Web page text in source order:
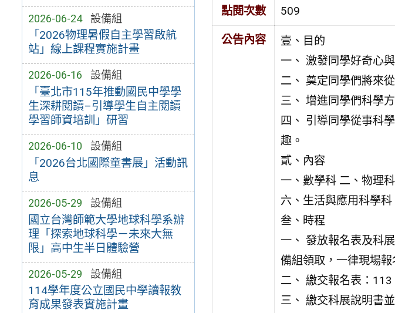
2026-06-24 設備組
「2026物理暑假自主學習啟航
站」線上課程實施計畫
2026-06-16 設備組
「臺北市115年推動國民中學學
生深耕閱讀–引導學生自主閱讀
學習師資培訓」研習
2026-06-10 設備組
「2026台北國際童書展」活動訊
息
2026-05-29 設備組
國立台灣師範大學地球科學系辦
理「探索地球科學－未來大無
限」高中生半日體驗營
2026-05-29 設備組
114學年度公立國民中學讀報教
育成果發表實施計畫
點閱次數 509
公告內容
壹、目的
一、 激發同學好奇心
二、 奠定同學們將來
三、 增進同學們科學
四、 引導同學從事科
趣。
貳、內容
一、數學科 二、物理
六、生活與應用科學科
叁、時程
一、 發放報名表及科
備組領取，一律現場報
二、 繳交報名表：
三、 繳交科展說明書